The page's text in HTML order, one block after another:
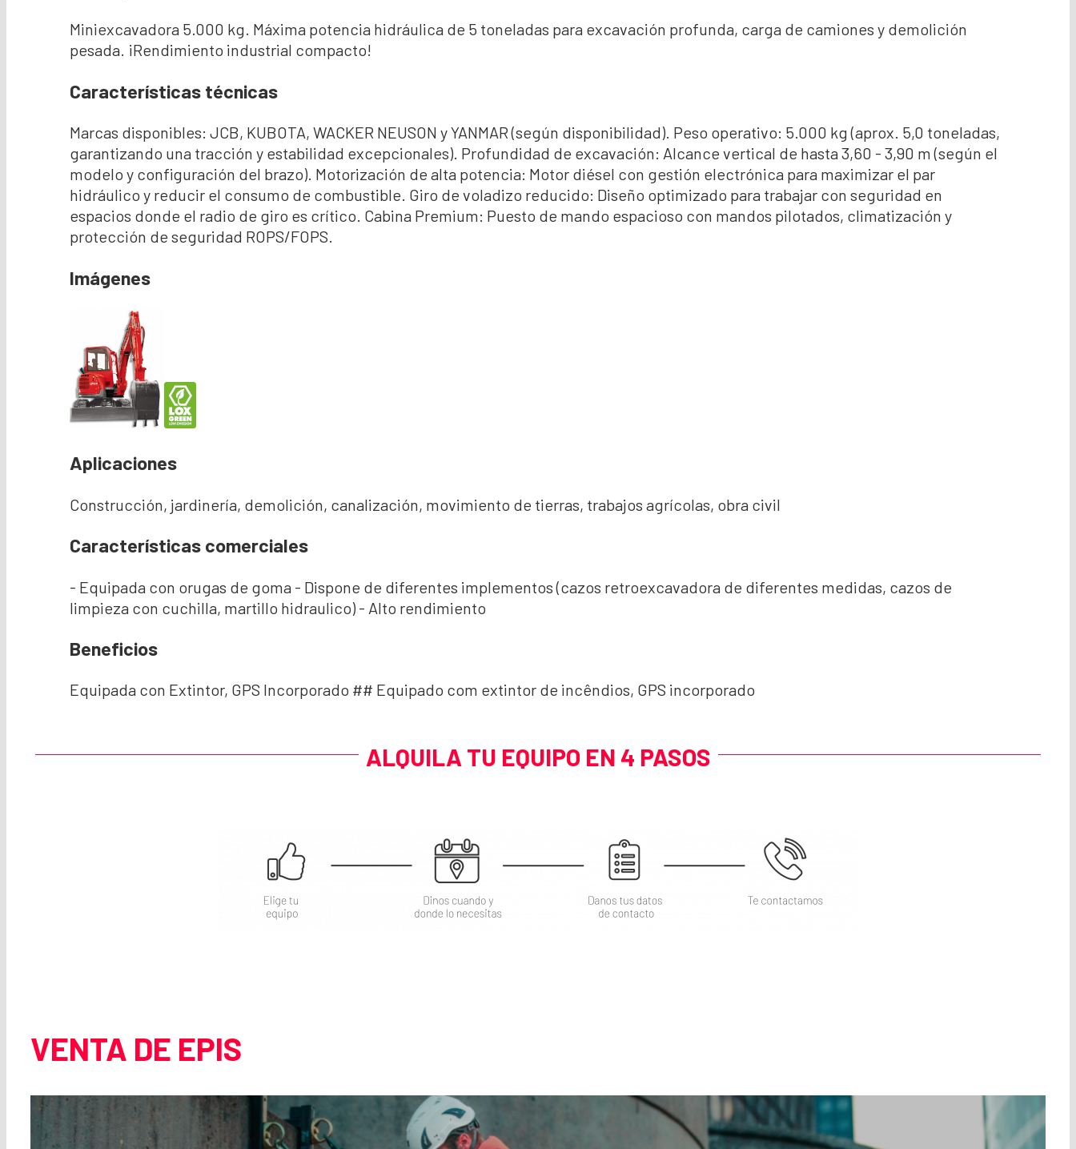
Miniexcavadora 5.000 kg. Máxima potencia hidráulica de 5 toneladas para excavación profunda, carga de camiones y demolición
pesada. ¡Rendimiento industrial compacto!
Características técnicas
Marcas disponibles: JCB, KUBOTA, WACKER NEUSON y YANMAR (según disponibilidad). Peso operativo: 5.000 kg (aprox. 5,0 toneladas,
garantizando una tracción y estabilidad excepcionales). Profundidad de excavación: Alcance vertical de hasta 3,60 - 3,90 m (según el
modelo y configuración del brazo). Motorización de alta potencia: Motor diésel con gestión electrónica para maximizar el par
hidráulico y reducir el consumo de combustible. Giro de voladizo reducido: Diseño optimizado para trabajar con seguridad en
espacios donde el radio de giro es crítico. Cabina Premium: Puesto de mando espacioso con mandos pilotados, climatización y
protección de seguridad ROPS/FOPS.
Imágenes
Aplicaciones
Construcción, jardinería, demolición, canalización, movimiento de tierras, trabajos agrícolas, obra civil
Características comerciales
- Equipada con orugas de goma - Dispone de diferentes implementos (cazos retroexcavadora de diferentes medidas, cazos de
limpieza con cuchilla, martillo hidraulico) - Alto rendimiento
Beneficios
Equipada con Extintor, GPS Incorporado ## Equipado com extintor de incêndios, GPS incorporado
ALQUILA TU EQUIPO EN 4 PASOS
VENTA DE EPIS